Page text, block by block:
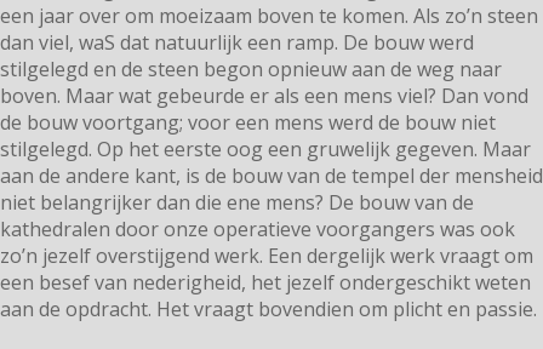
een jaar over om moeizaam boven te komen. Als zo’n steen
dan viel, waS dat natuurlijk een ramp. De bouw werd
stilgelegd en de steen begon opnieuw aan de weg naar
boven. Maar wat gebeurde er als een mens viel? Dan vond
de bouw voortgang; voor een mens werd de bouw niet
stilgelegd. Op het eerste oog een gruwelijk gegeven. Maar
aan de andere kant, is de bouw van de tempel der mensheid
niet belangrijker dan die ene mens? De bouw van de
kathedralen door onze operatieve voorgangers was ook
zo’n jezelf overstijgend werk. Een dergelijk werk vraagt om
een besef van nederigheid, het jezelf ondergeschikt weten
aan de opdracht. Het vraagt bovendien om plicht en passie.